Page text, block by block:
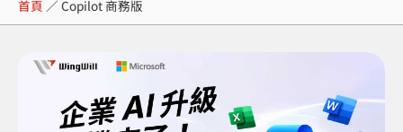
首頁 ／ Copilot 商務版